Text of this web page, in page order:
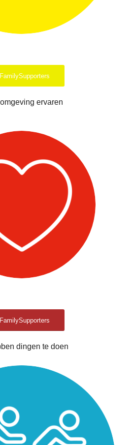
FamilySupporters
ervaren
FamilySupporters
dingen te doen